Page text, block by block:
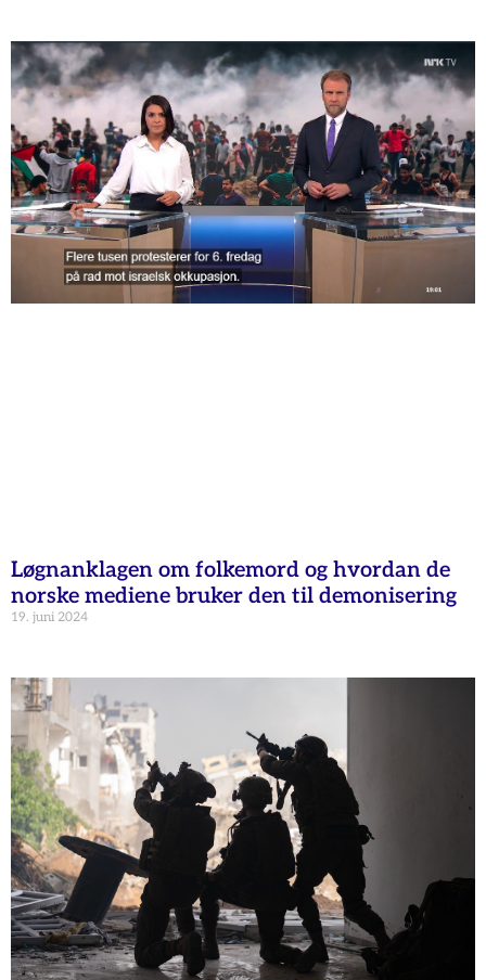
Løgnanklagen om folkemord og hvordan de
norske mediene bruker den til demonisering
19. juni 2024